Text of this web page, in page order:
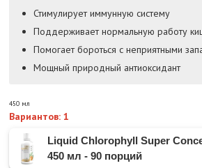
Стимулирует иммунную систему
Поддерживает нормальную работу
Помогает бороться с неприятными
Мощный природный антиоксидант
450 мл
Вариантов: 1
Liquid Chlorophyll Super
450 мл - 90 порций